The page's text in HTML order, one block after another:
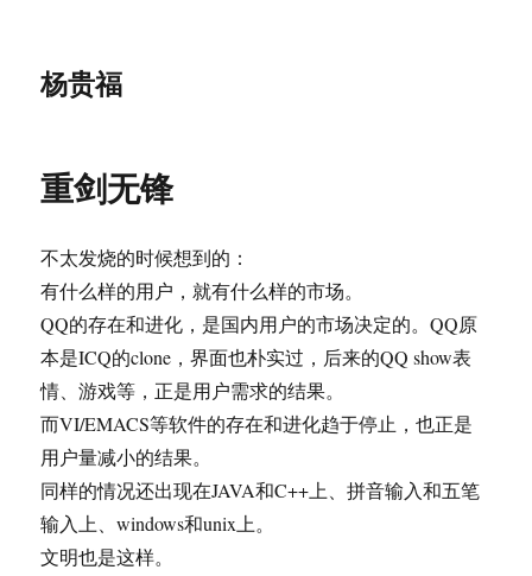
杨贵福
重剑无锋
不太发烧的时候想到的：
有什么样的用户，就有什么样的市场。
QQ的存在和进化，是国内用户的市场决定的。QQ原
本是ICQ的clone，界面也朴实过，后来的QQ show表
情、游戏等，正是用户需求的结果。
而VI/EMACS等软件的存在和进化趋于停止，也正是
用户量减小的结果。
同样的情况还出现在JAVA和C++上、拼音输入和五笔
输入上、windows和unix上。
文明也是这样。